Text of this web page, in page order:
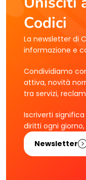
Codici
La newsletter di
informazione e
Condividiamo
attiva, novità
tra servizi,
Iscriverti
diritti ogni
Newsletter